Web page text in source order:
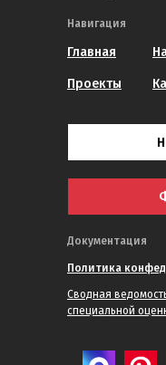
Главная
Политика
Навигация
Документация
Сводная
специальной
Проекты